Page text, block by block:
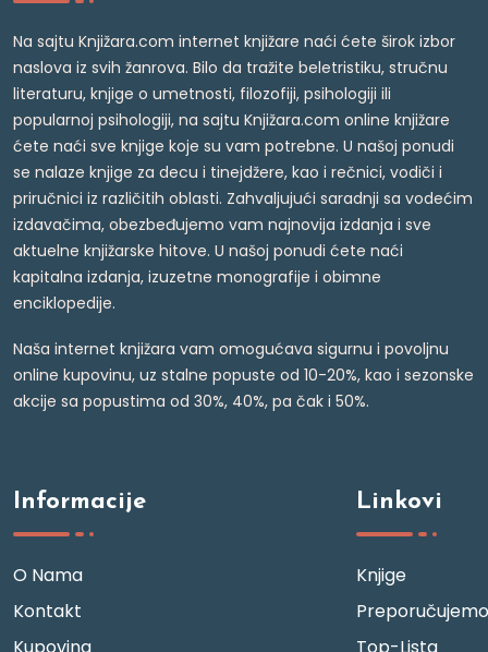
Na sajtu Knjižara.com internet knjižare naći ćete širok izbor
naslova iz svih žanrova. Bilo da tražite beletristiku, stručnu
literaturu, knjige o umetnosti, filozofiji, psihologiji ili
popularnoj psihologiji, na sajtu Knjižara.com online knjižare
ćete naći sve knjige koje su vam potrebne. U našoj ponudi
se nalaze knjige za decu i tinejdžere, kao i rečnici, vodiči i
priručnici iz različitih oblasti. Zahvaljujući saradnji sa vodećim
izdavačima, obezbeđujemo vam najnovija izdanja i sve
aktuelne knjižarske hitove. U našoj ponudi ćete naći
kapitalna izdanja, izuzetne monografije i obimne
enciklopedije.
Naša internet knjižara vam omogućava sigurnu i povoljnu
online kupovinu, uz stalne popuste od 10-20%, kao i sezonske
akcije sa popustima od 30%, 40%, pa čak i 50%.
Informacije
O Nama
Kontakt
Linkovi
Knjige
Preporučujemo